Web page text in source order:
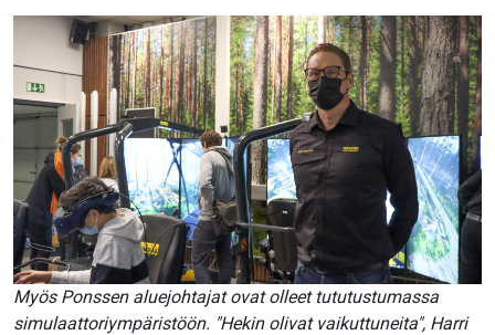
Myös Ponssen aluejohtajat ovat olleet tututustumassa
simulaattoriympäristöön. "Hekin olivat vaikuttuneita", Harri